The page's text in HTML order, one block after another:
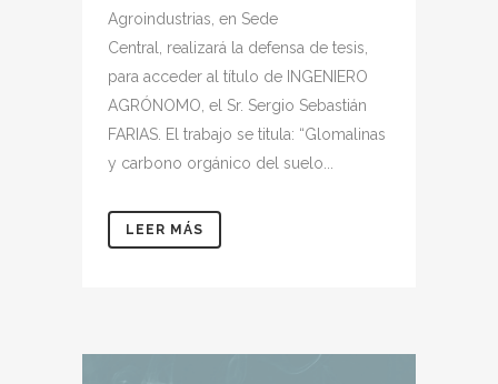
Agroindustrias, en Sede
Central, realizará la defensa de tesis,
para acceder al título de INGENIERO
AGRÓNOMO, el Sr. Sergio Sebastián
FARIAS. El trabajo se titula: “Glomalinas
y carbono orgánico del suelo...
LEER MÁS